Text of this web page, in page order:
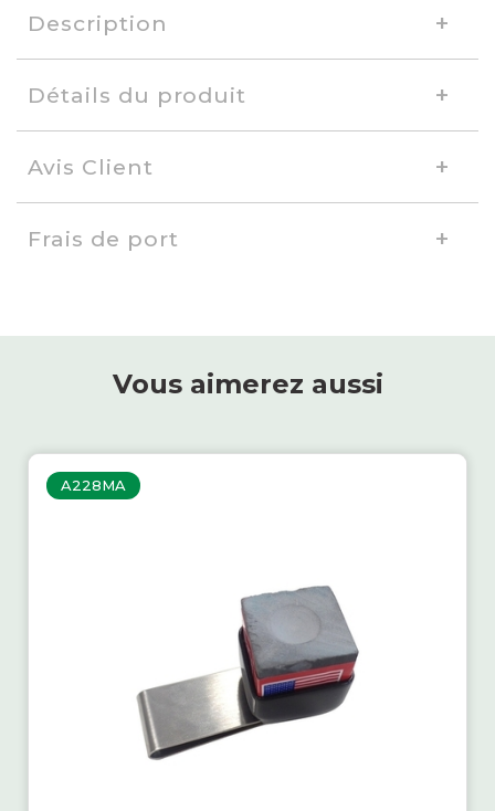
Description
Détails du produit
Avis Client
Frais de port
Vous aimerez aussi
A228MA